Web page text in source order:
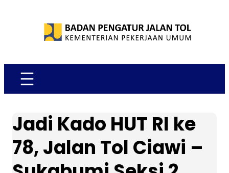
Jadi Kado HUT RI ke
78, Jalan Tol Ciawi –